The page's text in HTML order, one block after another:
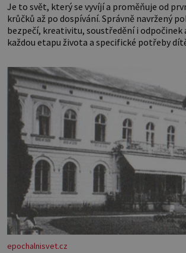
Je to svět, který se vyvíjí a proměňuje od
krůčků až po dospívání. Správně navržený
bezpečí, kreativitu, soustředění i odpočinek
každou etapu života a specifické potřeby
miminka měl působit především klidně a
věk je
epochalnisvet.cz